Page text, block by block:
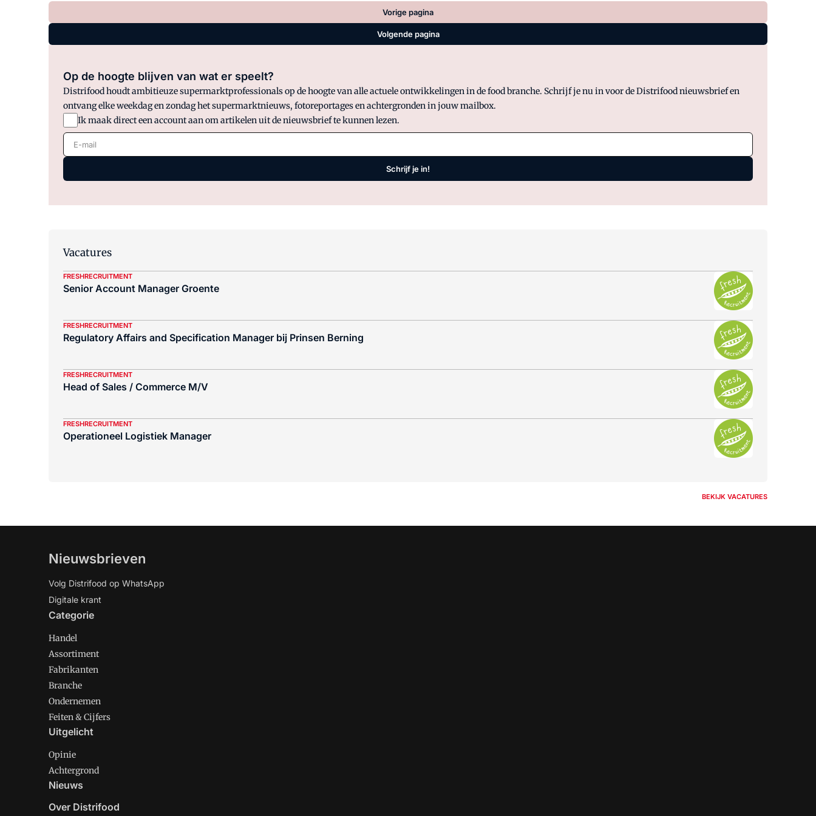
Vorige pagina
Volgende pagina
Op de hoogte blijven van wat er speelt?
Distrifood houdt ambitieuze supermarktprofessionals op de hoogte van alle actuele ontwikkelingen in de food branche. Schrijf je nu in voor de Distrifood nieuwsbrief en
ontvang elke weekdag en zondag het supermarktnieuws, fotoreportages en achtergronden in jouw mailbox.
Ik maak direct een account aan om artikelen uit de nieuwsbrief te kunnen lezen.
E-mail
Schrijf je in!
Vacatures
FRESHRECRUITMENT
Senior Account Manager Groente
FRESHRECRUITMENT
Regulatory Affairs and Specification Manager bij Prinsen Berning
FRESHRECRUITMENT
Head of Sales / Commerce M/V
FRESHRECRUITMENT
Operationeel Logistiek Manager
BEKIJK VACATURES
Nieuwsbrieven
Volg Distrifood op WhatsApp
Digitale krant
Categorie
Handel
Assortiment
Fabrikanten
Branche
Ondernemen
Feiten & Cijfers
Uitgelicht
Opinie
Achtergrond
Nieuws
Over Distrifood